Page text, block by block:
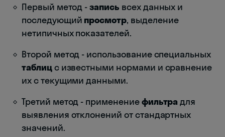
Первый метод -запись всех данных и
последующий просмотр, выделение
нетипичных показателей.
Второй метод - использование специальных
таблицс известными нормами и сравнение
их с текущими данными.
Третий метод - применениефильтра для
выявления отклонений от стандартных
значений.